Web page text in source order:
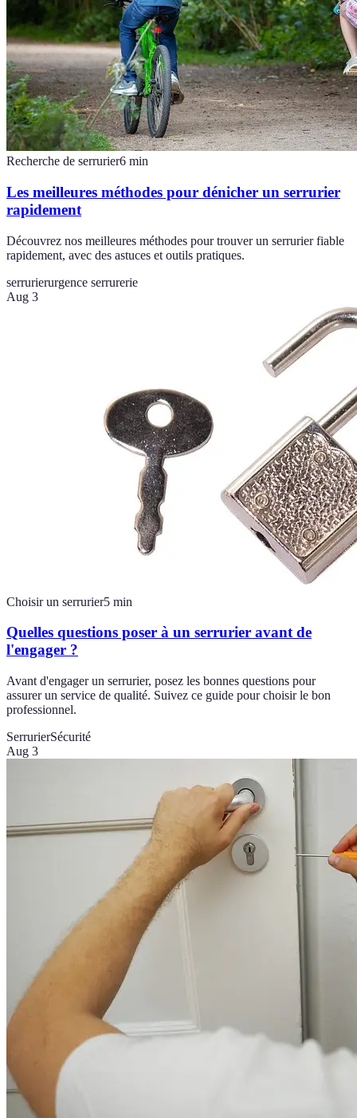
Recherche de serrurier6 min
Les meilleures méthodes pour dénicher un serrurier
rapidement
Découvrez nos meilleures méthodes pour trouver un serrurier fiable
rapidement, avec des astuces et outils pratiques.
serrurierurgence serrurerie
Aug 3
Choisir un serrurier5 min
Quelles questions poser à un serrurier avant de
l'engager ?
Avant d'engager un serrurier, posez les bonnes questions pour
assurer un service de qualité. Suivez ce guide pour choisir le bon
professionnel.
SerrurierSécurité
Aug 3